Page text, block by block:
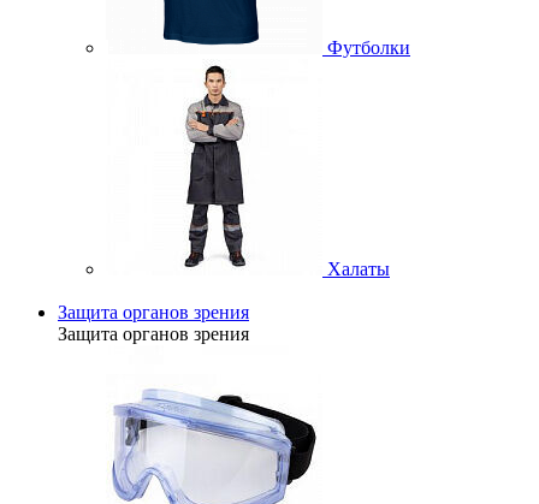
Футболки
Халаты
Защита органов зрения
Защита органов зрения